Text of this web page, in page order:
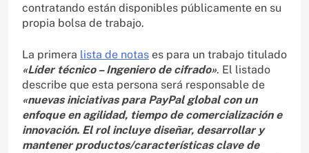
contratando están disponibles públicamente en su
propia bolsa de trabajo.
La primera lista de notas es para un trabajo titulado
«Líder técnico – Ingeniero de cifrado». El listado
describe que esta persona será responsable de
«nuevas iniciativas para PayPal global con un
enfoque en agilidad, tiempo de comercialización e
innovación. El rol incluye diseñar, desarrollar y
mantener productos/características clave de